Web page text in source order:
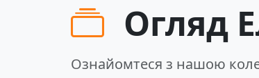
Огляд
Ознайомтеся з нашою